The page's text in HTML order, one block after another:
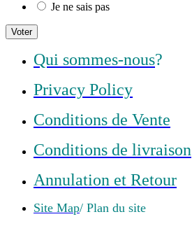
Je ne sais pas
Voter
Qui sommes-nous?
Privacy Policy
Conditions de Vente
Conditions de livraison
Annulation et Retour
Site Map/ Plan du site